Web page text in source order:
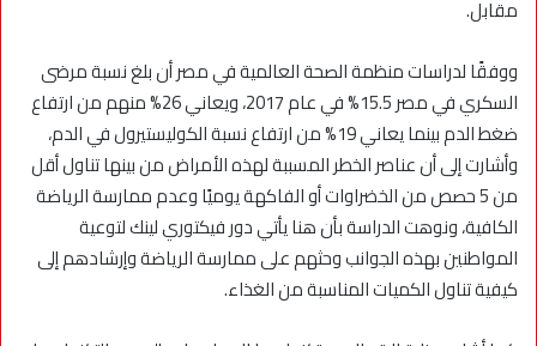
مقابل.
ووفقًا لدراسات منظمة الصحة العالمية في مصر أن بلغ نسبة مرضى
السكري في مصر 15.5% في عام 2017، ويعاني 26% منهم من ارتفاع
ضغط الدم بينما يعاني 19% من ارتفاع نسبة الكوليستيرول في الدم،
وأشارت إلى أن عناصر الخطر المسببة لهذه الأمراض من بينها تناول أقل
من 5 حصص من الخضراوات أو الفاكهة يوميًا وعدم ممارسة الرياضة
الكافية، ونوهت الدراسة بأن هنا يأتي دور فيكتوري لينك لتوعية
المواطنين بهذه الجوانب وحثهم على ممارسة الرياضة وإرشادهم إلى
كيفية تناول الكميات المناسبة من الغذاء.